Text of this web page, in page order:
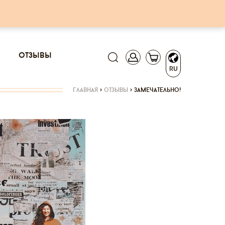
RU
отзывы
главная > отзывы > замечательно!